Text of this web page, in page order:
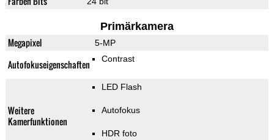
Primärkamera
Megapixel 5-MP
Autofokuseigenschaften Contrast
Weitere
Kamerfunktionen
LED Flash
Autofokus
HDR foto